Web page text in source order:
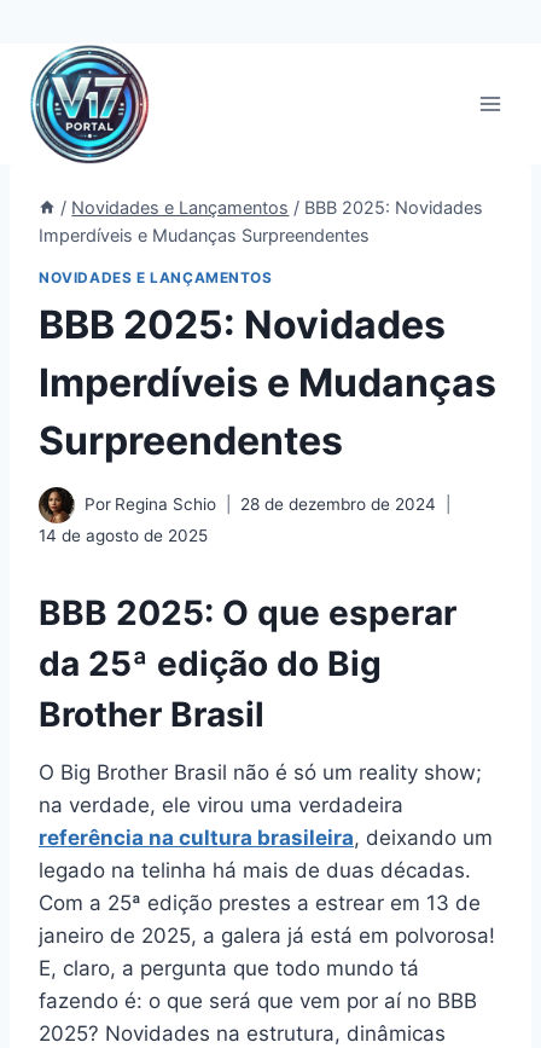
Pular
para
Conteúdo
/ Novidades e Lançamentos / BBB 2025: Novidades
Imperdíveis e Mudanças Surpreendentes
NOVIDADES E LANÇAMENTOS
BBB 2025: Novidades
Imperdíveis e Mudanças
Surpreendentes
Por Regina Schio
28 de dezembro de 2024
14 de agosto de 2025
BBB 2025: O que esperar
da 25ª edição do Big
Brother Brasil
O Big Brother Brasil não é só um reality show;
na verdade, ele virou uma verdadeira
referência na cultura brasileira, deixando um
legado na telinha há mais de duas décadas.
Com a 25ª edição prestes a estrear em 13 de
janeiro de 2025, a galera já está em polvorosa!
E, claro, a pergunta que todo mundo tá
fazendo é: o que será que vem por aí no BBB
2025? Novidades na estrutura, dinâmicas